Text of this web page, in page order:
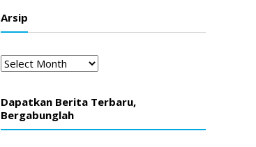
Arsip
Arsip
Dapatkan Berita Terbaru,
Bergabunglah